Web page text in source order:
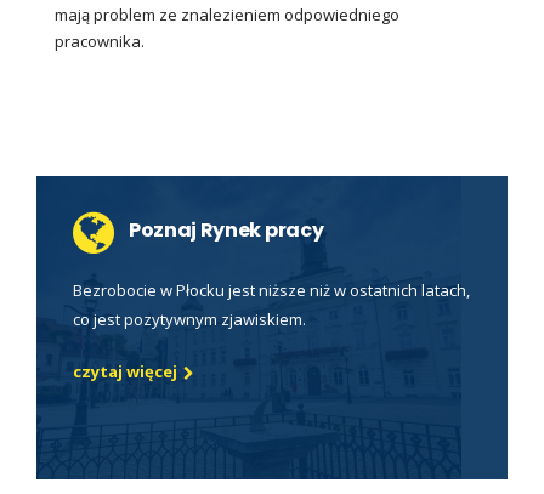
mają problem ze znalezieniem odpowiedniego
pracownika.
Poznaj Rynek pracy
Bezrobocie w Płocku jest niższe niż w ostatnich latach,
co jest pozytywnym zjawiskiem.
czytaj więcej